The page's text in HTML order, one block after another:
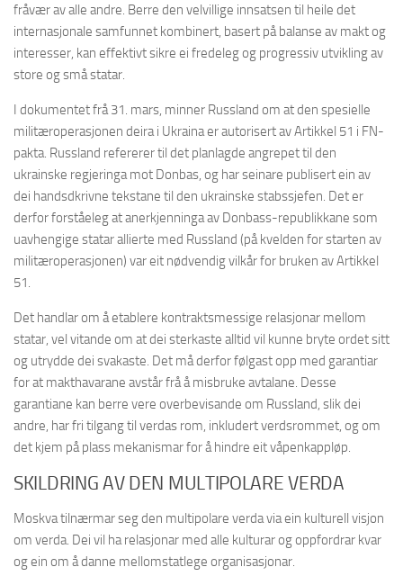
fråvær av alle andre. Berre den velvillige innsatsen til heile det
internasjonale samfunnet kombinert, basert på balanse av makt og
interesser, kan effektivt sikre ei fredeleg og progressiv utvikling av
store og små statar.
I dokumentet frå 31. mars, minner Russland om at den spesielle
militæroperasjonen deira i Ukraina er autorisert av Artikkel 51 i FN-
pakta. Russland refererer til det planlagde angrepet til den
ukrainske regjeringa mot Donbas, og har seinare publisert ein av
dei handsdkrivne tekstane til den ukrainske stabssjefen. Det er
derfor forståeleg at anerkjenninga av Donbass-republikkane som
uavhengige statar allierte med Russland (på kvelden for starten av
militæroperasjonen) var eit nødvendig vilkår for bruken av Artikkel
51.
Det handlar om å etablere kontraktsmessige relasjonar mellom
statar, vel vitande om at dei sterkaste alltid vil kunne bryte ordet sitt
og utrydde dei svakaste. Det må derfor følgast opp med garantiar
for at makthavarane avstår frå å misbruke avtalane. Desse
garantiane kan berre vere overbevisande om Russland, slik dei
andre, har fri tilgang til verdas rom, inkludert verdsrommet, og om
det kjem på plass mekanismar for å hindre eit våpenkappløp.
SKILDRING AV DEN MULTIPOLARE VERDA
Moskva tilnærmar seg den multipolare verda via ein kulturell visjon
om verda. Dei vil ha relasjonar med alle kulturar og oppfordrar kvar
og ein om å danne mellomstatlege organisasjonar.